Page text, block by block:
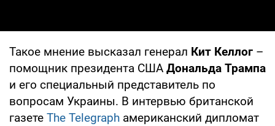
Такое мнение высказал генерал Кит Келлог –
помощник президента США Дональда Трампа
и его специальный представитель по
вопросам Украины. В интервью британской
газете The Telegraph американский дипломат